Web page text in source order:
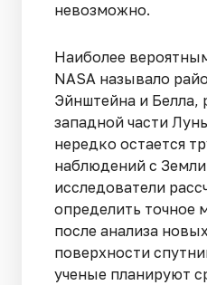
невозможно.
Наиболее
NASA называло
Эйнштейна и Белла,
западной части
нередко остается
наблюдений с
исследователи
определить точное
после анализа
поверхности
ученые планируют